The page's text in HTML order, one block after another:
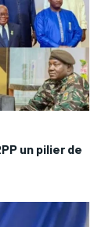
un pilier de